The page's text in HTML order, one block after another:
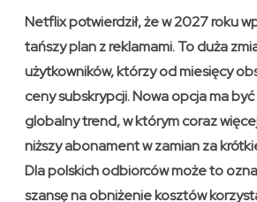
Netflix potwierdził, że w 2027 roku
tańszy plan z reklamami. To duża
użytkowników, którzy od miesięcy
ceny subskrypcji. Nowa opcja ma
globalny trend, w którym coraz
niższy abonament w zamian za
Dla polskich odbiorców może to
szansę na obniżenie kosztów